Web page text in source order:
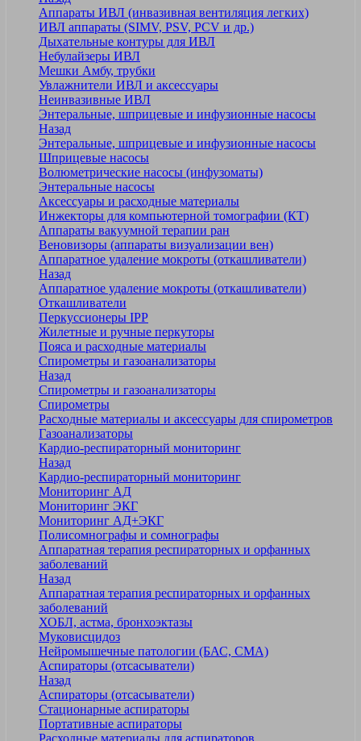
Аппараты ИВЛ (инвазивная вентиляция легких)
ИВЛ аппараты (SIMV, PSV, PCV и др.)
Дыхательные контуры для ИВЛ
Небулайзеры ИВЛ
Мешки Амбу, трубки
Увлажнители ИВЛ и аксессуары
Неинвазивные ИВЛ
Энтеральные, шприцевые и инфузионные насосы
Назад
Энтеральные, шприцевые и инфузионные насосы
Шприцевые насосы
Волюметрические насосы (инфузоматы)
Энтеральные насосы
Аксессуары и расходные материалы
Инжекторы для компьютерной томографии (КТ)
Аппараты вакуумной терапии ран
Веновизоры (аппараты визуализации вен)
Аппаратное удаление мокроты (откашливатели)
Назад
Аппаратное удаление мокроты (откашливатели)
Откашливатели
Перкуссионеры IPP
Жилетные и ручные перкуторы
Пояса и расходные материалы
Спирометры и газоанализаторы
Назад
Спирометры и газоанализаторы
Спирометры
Расходные материалы и аксессуары для спирометров
Газоанализаторы
Кардио-респираторный мониторинг
Назад
Кардио-респираторный мониторинг
Мониторинг АД
Мониторинг ЭКГ
Мониторинг АД+ЭКГ
Полисомнографы и сомнографы
Аппаратная терапия респираторных и орфанных
заболеваний
Назад
Аппаратная терапия респираторных и орфанных
заболеваний
ХОБЛ, астма, бронхоэктазы
Муковисцидоз
Нейромышечные патологии (БАС, СМА)
Аспираторы (отсасыватели)
Назад
Аспираторы (отсасыватели)
Стационарные аспираторы
Портативные аспираторы
Расходные материалы для аспираторов